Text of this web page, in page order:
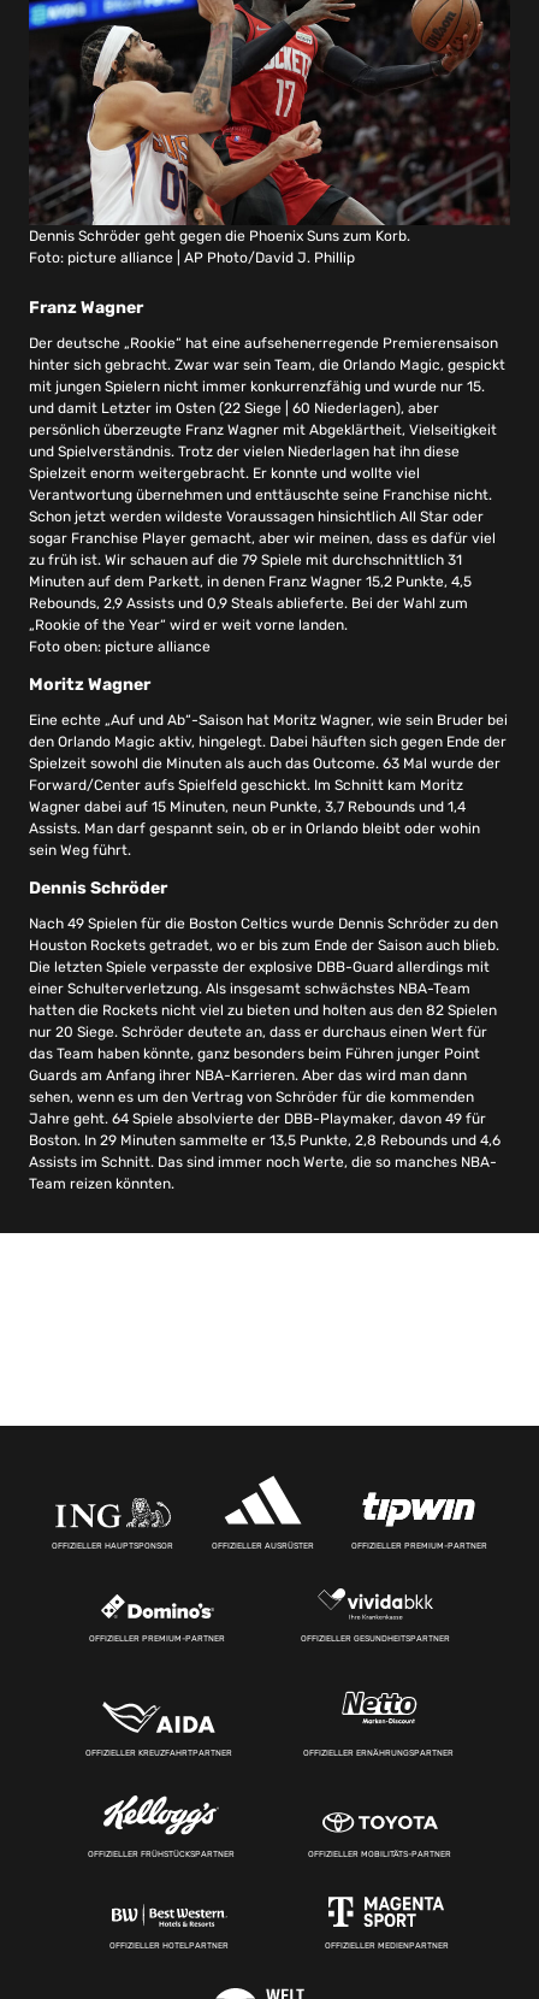
Dennis Schröder geht gegen die Phoenix Suns zum Korb.
Foto: picture alliance | AP Photo/David J. Phillip
Franz Wagner
Der deutsche „Rookie“ hat eine aufsehenerregende Premierensaison
hinter sich gebracht. Zwar war sein Team, die Orlando Magic, gespickt
mit jungen Spielern nicht immer konkurrenzfähig und wurde nur 15.
und damit Letzter im Osten (22 Siege | 60 Niederlagen), aber
persönlich überzeugte Franz Wagner mit Abgeklärtheit, Vielseitigkeit
und Spielverständnis. Trotz der vielen Niederlagen hat ihn diese
Spielzeit enorm weitergebracht. Er konnte und wollte viel
Verantwortung übernehmen und enttäuschte seine Franchise nicht.
Schon jetzt werden wildeste Voraussagen hinsichtlich All Star oder
sogar Franchise Player gemacht, aber wir meinen, dass es dafür viel
zu früh ist. Wir schauen auf die 79 Spiele mit durchschnittlich 31
Minuten auf dem Parkett, in denen Franz Wagner 15,2 Punkte, 4,5
Rebounds, 2,9 Assists und 0,9 Steals ablieferte. Bei der Wahl zum
„Rookie of the Year“ wird er weit vorne landen.
Foto oben: picture alliance
Moritz Wagner
Eine echte „Auf und Ab“-Saison hat Moritz Wagner, wie sein Bruder bei
den Orlando Magic aktiv, hingelegt. Dabei häuften sich gegen Ende der
Spielzeit sowohl die Minuten als auch das Outcome. 63 Mal wurde der
Forward/Center aufs Spielfeld geschickt. Im Schnitt kam Moritz
Wagner dabei auf 15 Minuten, neun Punkte, 3,7 Rebounds und 1,4
Assists. Man darf gespannt sein, ob er in Orlando bleibt oder wohin
sein Weg führt.
Dennis Schröder
Nach 49 Spielen für die Boston Celtics wurde Dennis Schröder zu den
Houston Rockets getradet, wo er bis zum Ende der Saison auch blieb.
Die letzten Spiele verpasste der explosive DBB-Guard allerdings mit
einer Schulterverletzung. Als insgesamt schwächstes NBA-Team
hatten die Rockets nicht viel zu bieten und holten aus den 82 Spielen
nur 20 Siege. Schröder deutete an, dass er durchaus einen Wert für
das Team haben könnte, ganz besonders beim Führen junger Point
Guards am Anfang ihrer NBA-Karrieren. Aber das wird man dann
sehen, wenn es um den Vertrag von Schröder für die kommenden
Jahre geht. 64 Spiele absolvierte der DBB-Playmaker, davon 49 für
Boston. In 29 Minuten sammelte er 13,5 Punkte, 2,8 Rebounds und 4,6
Assists im Schnitt. Das sind immer noch Werte, die so manches NBA-
Team reizen könnten.
OFFIZIELLER HAUPTSPONSOR OFFIZIELLER AUSRÜSTER OFFIZIELLER PREMIUM-PARTNER
OFFIZIELLER PREMIUM-PARTNER OFFIZIELLER GESUNDHEITSPARTNER
OFFIZIELLER KREUZFAHRTPARTNER OFFIZIELLER ERNÄHRUNGSPARTNER
OFFIZIELLER FRÜHSTÜCKSPARTNER OFFIZIELLER MOBILITÄTS-PARTNER
OFFIZIELLER HOTELPARTNER OFFIZIELLER MEDIENPARTNER